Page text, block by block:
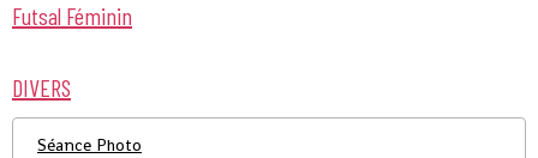
Futsal Féminin
DIVERS
Séance Photo